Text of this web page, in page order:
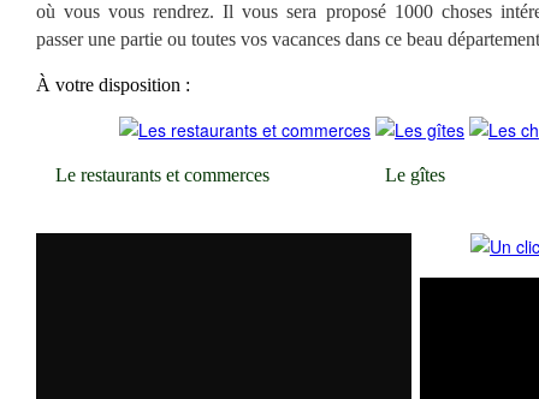
où vous vous rendrez. Il vous sera proposé 1000 choses
passer une partie ou toutes vos vacances dans ce beau
À votre disposition :
Le restaurants et commerces Le gîtes